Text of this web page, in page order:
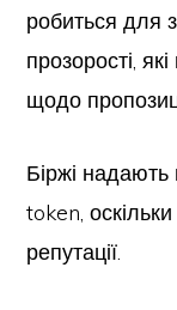
робиться для
прозорості,
щодо
Біржі надають
token,
репутації.